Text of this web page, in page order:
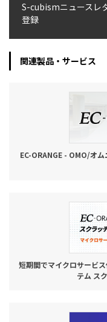
内製化支援
補助金活用支援
導入事例
S-cubismニュースレ
登録
関連製品・サービス
EC-ORANGE - OMO/オ
短期間でマイクロサービ
テム ス